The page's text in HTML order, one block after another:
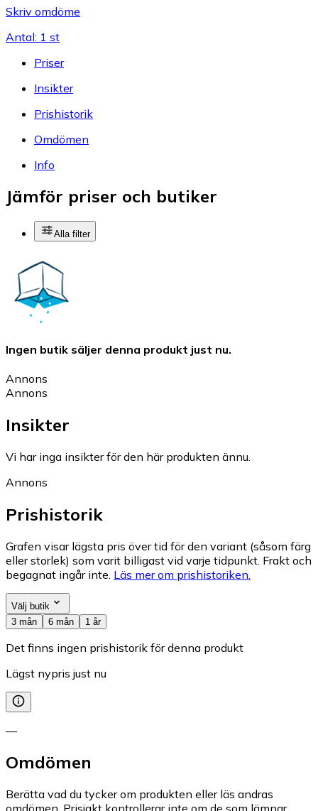
Skriv omdöme
Antal: 1 st
Priser
Insikter
Prishistorik
Omdömen
Info
Jämför priser och butiker
Alla filter
Ingen butik säljer denna produkt just nu.
Annons
Annons
Insikter
Vi har inga insikter för den här produkten ännu.
Annons
Prishistorik
Grafen visar lägsta pris över tid för den variant (såsom färg
eller storlek) som varit billigast vid varje tidpunkt. Frakt och
begagnat ingår inte. Läs mer om prishistoriken.
Välj butik
3 mån
6 mån 1 år
Det finns ingen prishistorik för denna produkt
Lägst nypris just nu
—
Omdömen
Berätta vad du tycker om produkten eller läs andras